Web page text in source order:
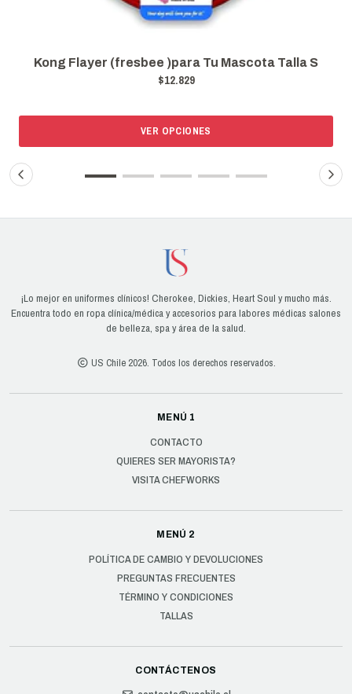
Kong Flayer (fresbee )para Tu Mascota Talla S
$12.829
VER OPCIONES
¡Lo mejor en uniformes clínicos! Cherokee, Dickies, Heart Soul y mucho más.
Encuentra todo en ropa clínica/médica y accesorios para labores médicas salones
de belleza, spa y área de la salud.
US Chile 2026. Todos los derechos reservados.
MENÚ 1
CONTACTO
QUIERES SER MAYORISTA?
VISITA CHEFWORKS
MENÚ 2
POLÍTICA DE CAMBIO Y DEVOLUCIONES
PREGUNTAS FRECUENTES
TÉRMINO Y CONDICIONES
TALLAS
CONTÁCTENOS